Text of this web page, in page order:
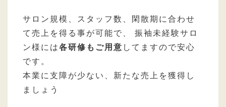
サロン規模、スタッフ数、閑散期に合わせ
て売上を得る事が可能で、
振袖未経験サロ
ン様には各研修もご用意 してますので安心
です。
本業に支障が少ない、新たな売上を獲得し
ましょう